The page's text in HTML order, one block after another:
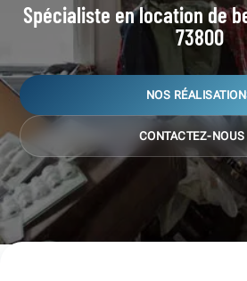
Spécialiste en location de
73800
NOS
CONTACTEZ-NOUS